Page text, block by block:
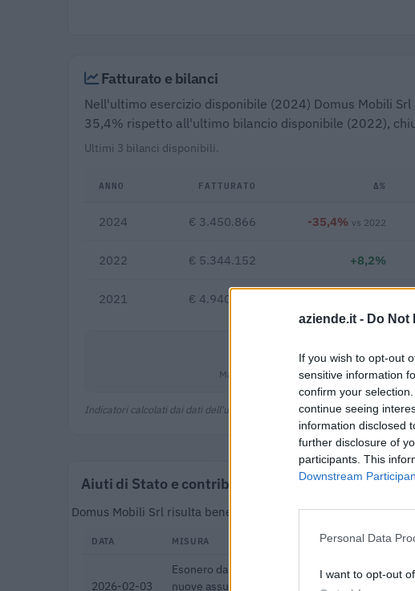
aziende.it - Do Not
If you wish to opt-out
sensitive information
confirm your
continue seeing
information disclosed
further disclosure of
participants. This
Downstream
Personal Data
I want to opt-out
Fatturato e bilanci
Nell'ultimo esercizio disponibile (2024) Domus Mobili
35,4% rispetto all'ultimo bilancio disponibile (2022),
Ultimi 3 bilanci disponibili.
ANNO FATTURATO Δ%
2024 € 3.450.866 -35,4% vs 2022
2022 € 5.344.152 +8,2%
2021 € 4.940.394
Margine netto
Indicatori calcolati dai dati dell'ultimo bilancio disponibile.
Aiuti di Stato e contributi pubblici
Domus Mobili Srl risulta beneficiaria di 24 aiuti o contributi
DATA MISURA
2026-02-03
Esonero dal versamento dei contributi
nuove assunzioni/trasformazioni a tempo